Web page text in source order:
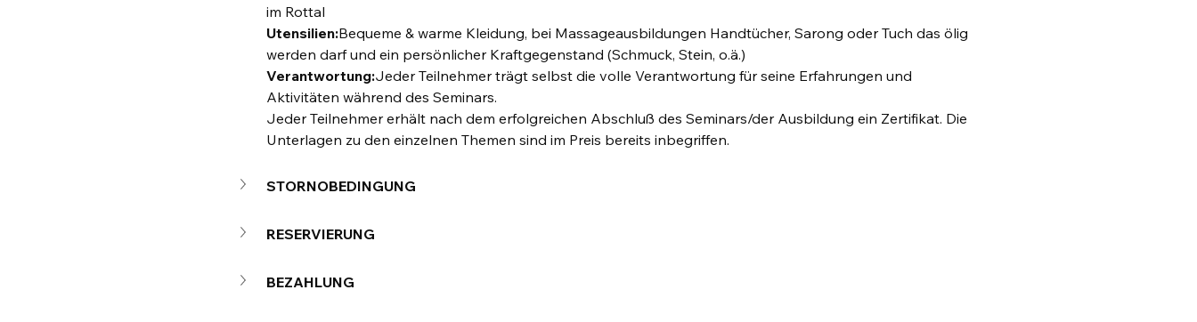
im Rottal
Utensilien:Bequeme & warme Kleidung, bei Massageausbildungen Handtücher, Sarong oder Tuch das ölig
werden darf und ein persönlicher Kraftgegenstand (Schmuck, Stein, o.ä.)
Verantwortung:Jeder Teilnehmer trägt selbst die volle Verantwortung für seine Erfahrungen und
Aktivitäten während des Seminars.
Jeder Teilnehmer erhält nach dem erfolgreichen Abschluß des Seminars/der Ausbildung ein Zertifikat. Die
Unterlagen zu den einzelnen Themen sind im Preis bereits inbegriffen.
STORNOBEDINGUNG
RESERVIERUNG
BEZAHLUNG